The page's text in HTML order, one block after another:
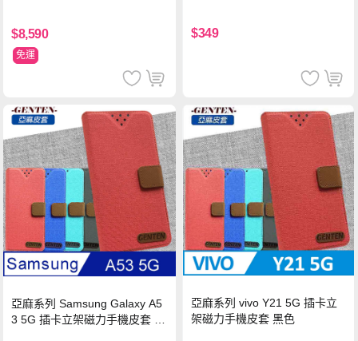
$8,590
免運
$349
亞麻系列 Samsung Galaxy A5
3 5G 插卡立架磁力手機皮套 藍
亞麻系列 vivo Y21 5G 插卡立
架磁力手機皮套 黑色